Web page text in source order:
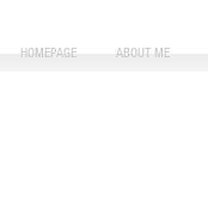
HOMEPAGE ABOUT ME